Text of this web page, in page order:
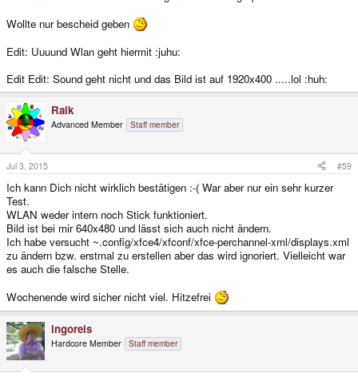
Wollte nur bescheid geben
Edit: Uuuund Wlan geht hiermit :juhu:
Edit Edit: Sound geht nicht und das Bild ist auf 1920x400 .....lol :huh:
Raik
Advanced Member Staff member
Jul 3, 2015 #59
Ich kann Dich nicht wirklich bestätigen :-( War aber nur ein sehr kurzer
Test.
WLAN weder intern noch Stick funktioniert.
Bild ist bei mir 640x480 und lässt sich auch nicht ändern.
Ich habe versucht ~.config/xfce4/xfconf/xfce-perchannel-xml/displays.xml
zu ändern bzw. erstmal zu erstellen aber das wird ignoriert. Vielleicht war
es auch die falsche Stelle.
Wochenende wird sicher nicht viel. Hitzefrei
ingoreis
Hardcore Member Staff member